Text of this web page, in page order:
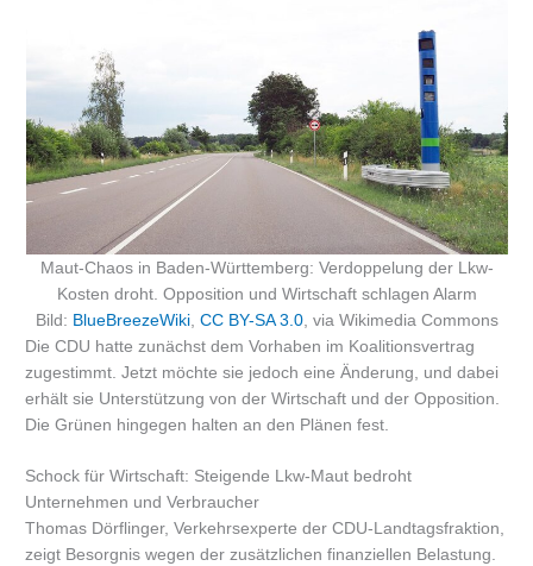
Maut-Chaos in Baden-Württemberg: Verdoppelung der Lkw-
Kosten droht. Opposition und Wirtschaft schlagen Alarm
Bild: BlueBreezeWiki, CC BY-SA 3.0, via Wikimedia Commons
Die CDU hatte zunächst dem Vorhaben im Koalitionsvertrag
zugestimmt. Jetzt möchte sie jedoch eine Änderung, und dabei
erhält sie Unterstützung von der Wirtschaft und der Opposition.
Die Grünen hingegen halten an den Plänen fest.
Schock für Wirtschaft: Steigende Lkw-Maut bedroht
Unternehmen und Verbraucher
Thomas Dörflinger, Verkehrsexperte der CDU-Landtagsfraktion,
zeigt Besorgnis wegen der zusätzlichen finanziellen Belastung.